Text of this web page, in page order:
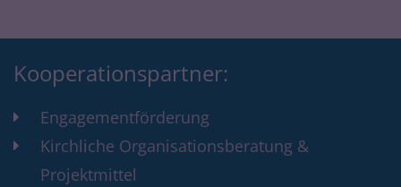
Kooperationspartner:
Engagementförderung
Kirchliche Organisationsberatung &
Projektmittel